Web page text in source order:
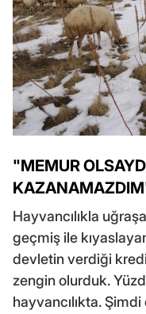
"MEMUR
Hayvancılıkla
geçmiş ile
devletin verdiği
zengin olurduk.
hayvancılıkta.